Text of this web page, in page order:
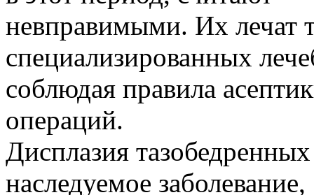
невправимыми. Их лечат
специализированных
соблюдая правила
операций.
Дисплазия
наследуемое заболевание,